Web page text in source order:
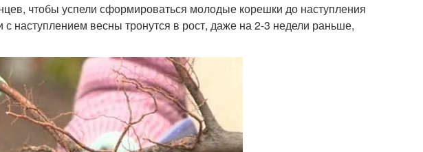
чтобы успели сформироваться молодые корешки до наступления
наступлением весны тронутся в рост, даже на 2-3 недели раньше,